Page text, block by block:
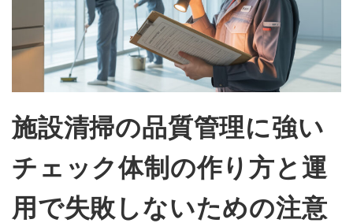
施設清掃の品質管理に強い
チェック体制の作り方と運
用で失敗しないための注意